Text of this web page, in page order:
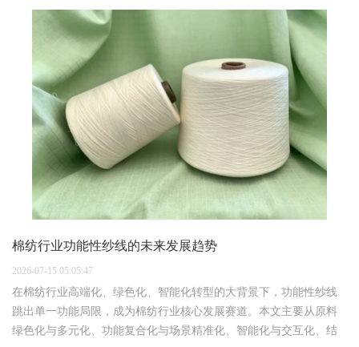
棉纺行业功能性纱线的未来发展趋势
2026-07-15 05:05:47
在棉纺行业高端化、绿色化、智能化转型的大背景下，功能性纱线
跳出单一功能局限，成为棉纺行业核心发展赛道。本文主要从原料
绿色化与多元化、功能复合化与场景精准化、智能化与交互化、结